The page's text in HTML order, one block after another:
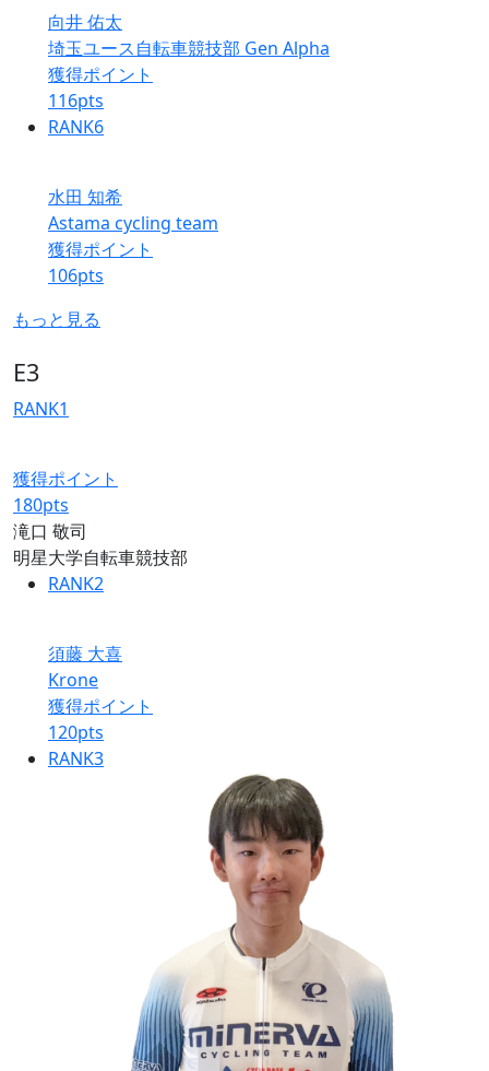
向井 佑太
埼玉ユース自転車競技部 Gen Alpha
獲得ポイント
116pts
RANK6
水田 知希
Astama cycling team
獲得ポイント
106pts
もっと見る
E3
RANK1
獲得ポイント
180pts
滝口 敬司
明星大学自転車競技部
RANK2
須藤 大喜
Krone
獲得ポイント
120pts
RANK3